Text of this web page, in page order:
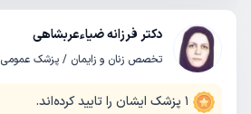
دکتر فرزانه ضیاءعربشاهی
تخصص زنان و زایمان / پزشک عمومی
1 پزشک ایشان را تایید کرده‌اند.